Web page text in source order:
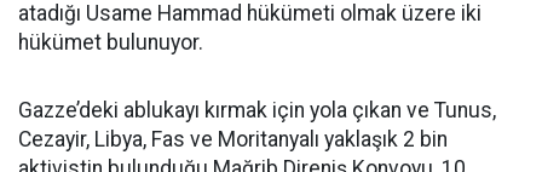
atadığı Usame Hammad hükümeti olmak üzere iki
hükümet bulunuyor.
Gazze’deki ablukayı kırmak için yola çıkan ve Tunus,
Cezayir, Libya, Fas ve Moritanyalı yaklaşık 2 bin